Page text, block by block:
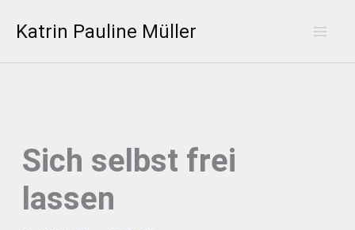
InhaltKatrin Pauline Müller
Sich selbst frei
lassen